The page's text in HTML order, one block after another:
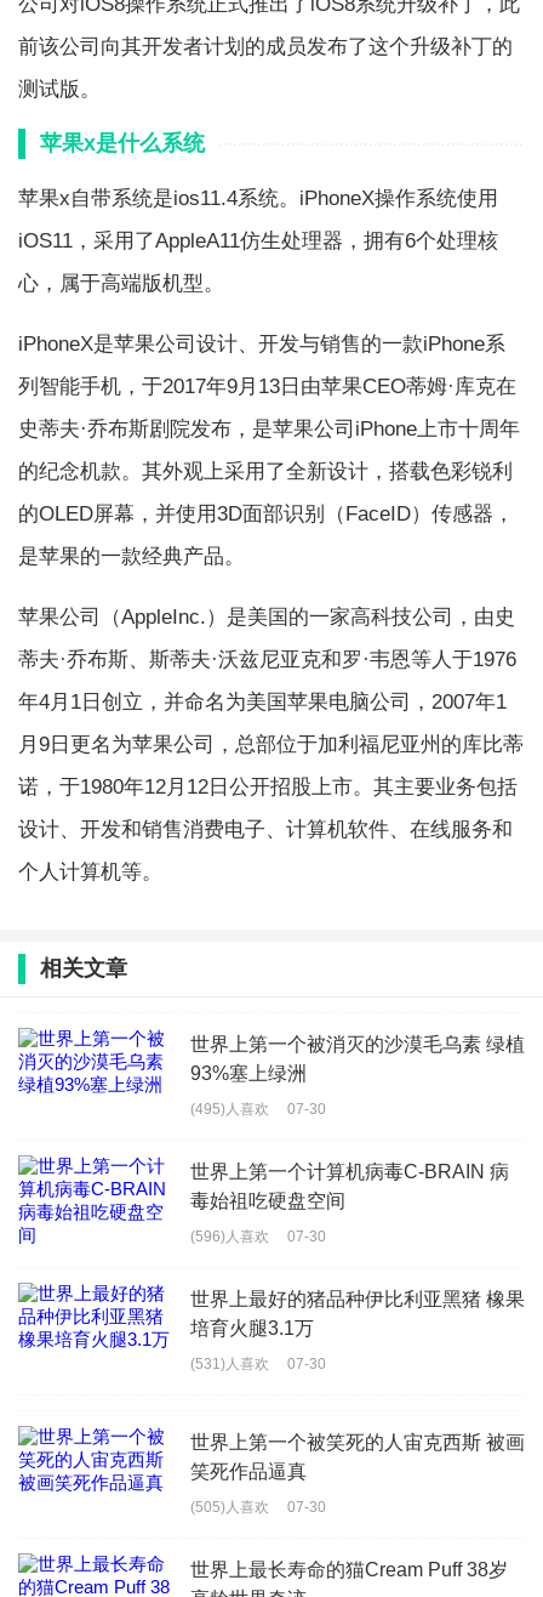
前该公司向其开发者计划的成员发布了这个升级补丁的
测试版。
苹果x是什么系统
苹果x自带系统是ios11.4系统。iPhoneX操作系统使用
iOS11，采用了AppleA11仿生处理器，拥有6个处理核
心，属于高端版机型。
iPhoneX是苹果公司设计、开发与销售的一款iPhone系
列智能手机，于2017年9月13日由苹果CEO蒂姆·库克在
史蒂夫·乔布斯剧院发布，是苹果公司iPhone上市十周年
的纪念机款。其外观上采用了全新设计，搭载色彩锐利
的OLED屏幕，并使用3D面部识别（FaceID）传感器，
是苹果的一款经典产品。
苹果公司（AppleInc.）是美国的一家高科技公司，由史
蒂夫·乔布斯、斯蒂夫·沃兹尼亚克和罗·韦恩等人于1976
年4月1日创立，并命名为美国苹果电脑公司，2007年1
月9日更名为苹果公司，总部位于加利福尼亚州的库比蒂
诺，于1980年12月12日公开招股上市。其主要业务包括
设计、开发和销售消费电子、计算机软件、在线服务和
个人计算机等。
相关文章
世界上第一个被消灭的沙漠毛乌素 绿植
93%塞上绿洲
(495)人喜欢 07-30
世界上第一个计算机病毒C-BRAIN 病
毒始祖吃硬盘空间
(596)人喜欢 07-30
世界上最好的猪品种伊比利亚黑猪 橡果
培育火腿3.1万
(531)人喜欢 07-30
世界上第一个被笑死的人宙克西斯 被画
笑死作品逼真
(505)人喜欢 07-30
世界上最长寿命的猫Cream Puff 38岁